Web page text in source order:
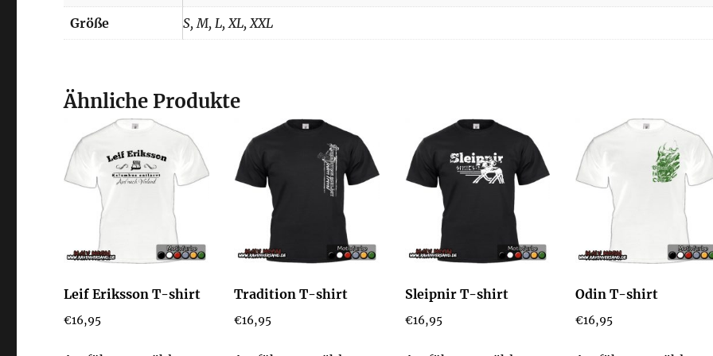
Größe S, M, L, XL, XXL
Ähnliche Produkte
Leif Eriksson T-shirt
€16,95
Tradition T-shirt
€16,95
Sleipnir T-shirt
€16,95
Odin T-shirt
€16,95